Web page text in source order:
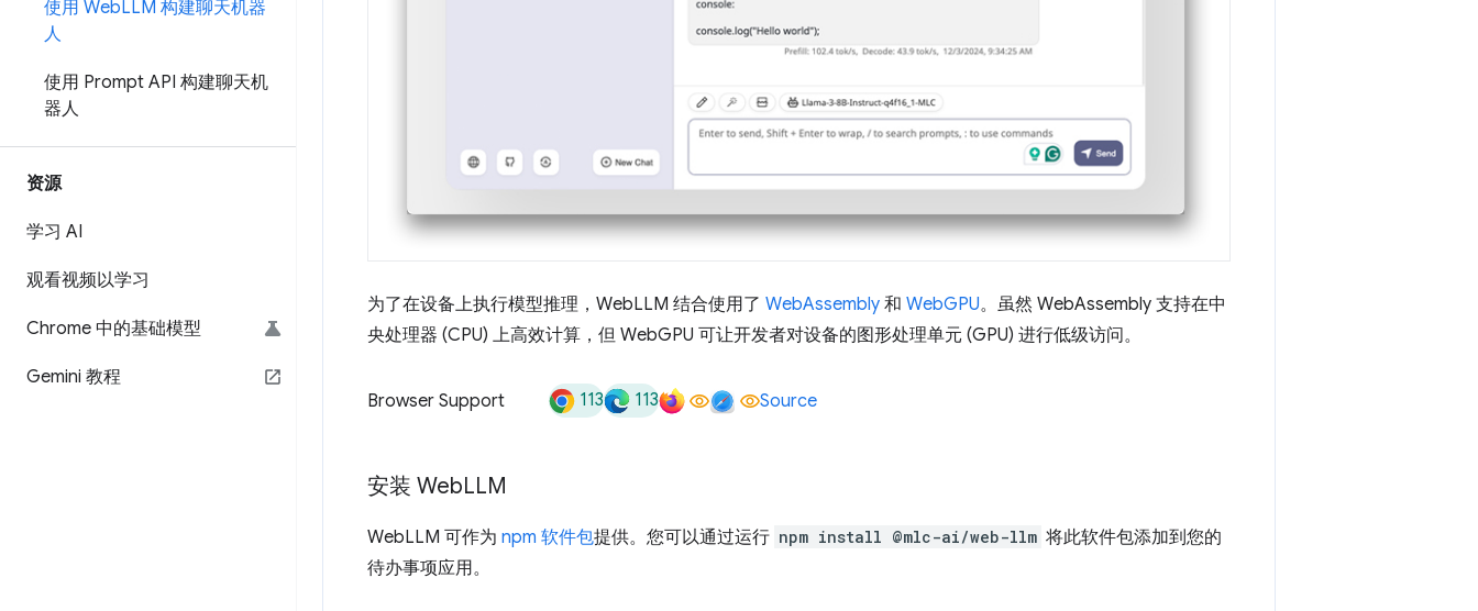
使用 WebLLM 构建聊天机器
人
使用 Prompt API 构建聊天机
器人
资源
学习 AI
观看视频以学习
Chrome 中的基础模型
Gemini 教程
为了在设备上执行模型推理，WebLLM 结合使用了 WebAssembly 和 WebGPU。虽然 WebAssembly 支持在中
央处理器 (CPU) 上高效计算，但 WebGPU 可让开发者对设备的图形处理单元 (GPU) 进行低级访问。
Browser Support 113 113 Source
安装 WebLLM
WebLLM 可作为 npm 软件包提供。您可以通过运行 npm install @mlc-ai/web-llm 将此软件包添加到您的
待办事项应用。